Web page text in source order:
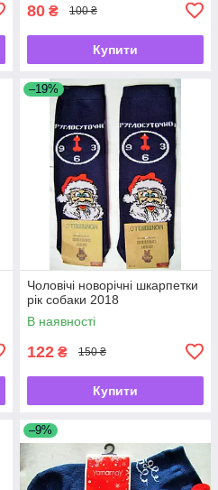
80 ₴ 100 ₴
Купити
–19%
Чоловічі новорічні шкарпетки
рік собаки 2018
В наявності
122 ₴ 150 ₴
Купити
–9%